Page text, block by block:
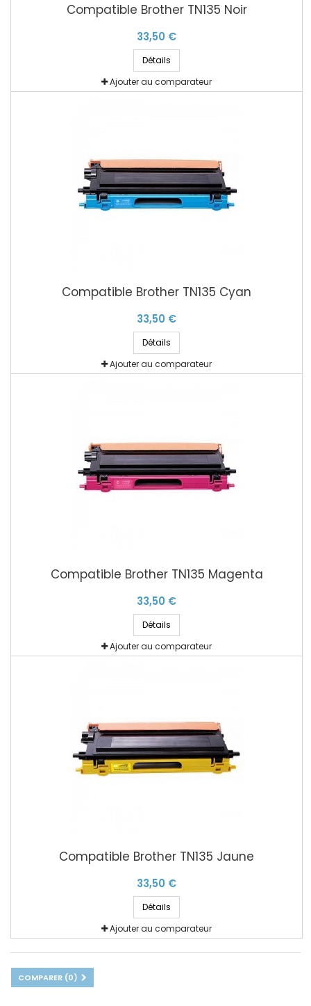
Compatible Brother TN135 Noir
33,50 €
Détails
Ajouter au comparateur
Compatible Brother TN135 Cyan
33,50 €
Détails
Ajouter au comparateur
Compatible Brother TN135 Magenta
33,50 €
Détails
Ajouter au comparateur
Compatible Brother TN135 Jaune
33,50 €
Détails
Ajouter au comparateur
COMPARER (0)